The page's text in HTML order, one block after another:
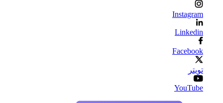
Instagram
Linkedin
Facebook
تويتر
YouTube